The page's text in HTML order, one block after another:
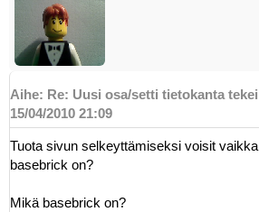
Aihe: Re: Uusi osa/setti tietokanta
15/04/2010 21:09
Tuota sivun selkeyttämiseksi voisit
basebrick on?
Mikä basebrick on?